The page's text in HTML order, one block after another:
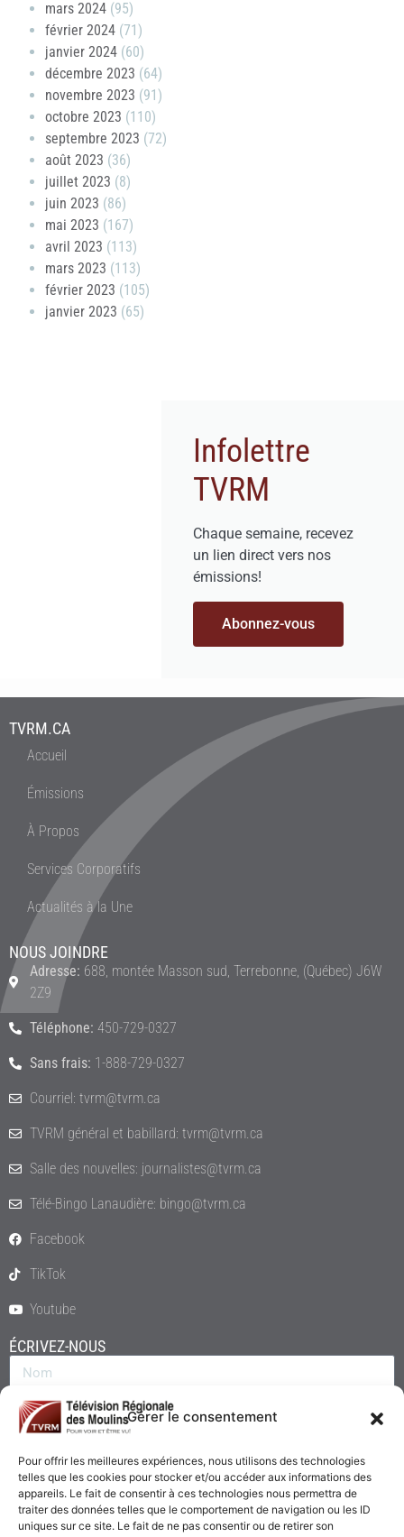
Gérer le consentement
Pour offrir les meilleures expériences, nous utilisons des technologies
telles que les cookies pour stocker et/ou accéder aux informations des
appareils. Le fait de consentir à ces technologies nous permettra de
traiter des données telles que le comportement de navigation ou les ID
uniques sur ce site. Le fait de ne pas consentir ou de retirer son
mars 2024 (95)
février 2024 (71)
janvier 2024 (60)
décembre 2023 (64)
novembre 2023 (91)
octobre 2023 (110)
septembre 2023 (72)
août 2023 (36)
juillet 2023 (8)
juin 2023 (86)
mai 2023 (167)
avril 2023 (113)
mars 2023 (113)
février 2023 (105)
janvier 2023 (65)
Infolettre
TVRM
Chaque semaine, recevez
un lien direct vers nos
émissions!
Abonnez-vous
TVRM.CA
Accueil
Émissions
À Propos
Services Corporatifs
Actualités à la Une
NOUS JOINDRE
Adresse: 688, montée Masson sud, Terrebonne, (Québec) J6W
2Z9
Téléphone: 450-729-0327
Sans frais: 1-888-729-0327
Courriel: tvrm@tvrm.ca
TVRM général et babillard: tvrm@tvrm.ca
Salle des nouvelles: journalistes@tvrm.ca
Télé-Bingo Lanaudière: bingo@tvrm.ca
Facebook
TikTok
Youtube
ÉCRIVEZ-NOUS